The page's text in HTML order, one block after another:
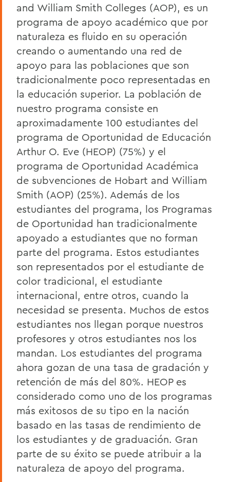
and William Smith Colleges (AOP), es un
programa de apoyo académico que por
naturaleza es fluido en su operación
creando o aumentando una red de
apoyo para las poblaciones que son
tradicionalmente poco representadas en
la educación superior. La población de
nuestro programa consiste en
aproximadamente 100 estudiantes del
programa de Oportunidad de Educación
Arthur O. Eve (HEOP) (75%) y el
programa de Oportunidad Académica
de subvenciones de Hobart and William
Smith (AOP) (25%). Además de los
estudiantes del programa, los Programas
de Oportunidad han tradicionalmente
apoyado a estudiantes que no forman
parte del programa. Estos estudiantes
son representados por el estudiante de
color tradicional, el estudiante
internacional, entre otros, cuando la
necesidad se presenta. Muchos de estos
estudiantes nos llegan porque nuestros
profesores y otros estudiantes nos los
mandan. Los estudiantes del programa
ahora gozan de una tasa de gradación y
retención de más del 80%. HEOP es
considerado como uno de los programas
más exitosos de su tipo en la nación
basado en las tasas de rendimiento de
los estudiantes y de graduación. Gran
parte de su éxito se puede atribuir a la
naturaleza de apoyo del programa.